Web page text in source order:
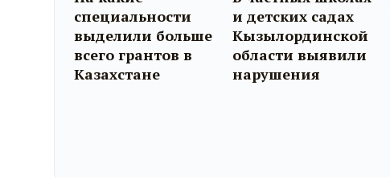
специальности
выделили больше
всего грантов в
Казахстане
и детских садах
Кызылординской
области выявили
нарушения